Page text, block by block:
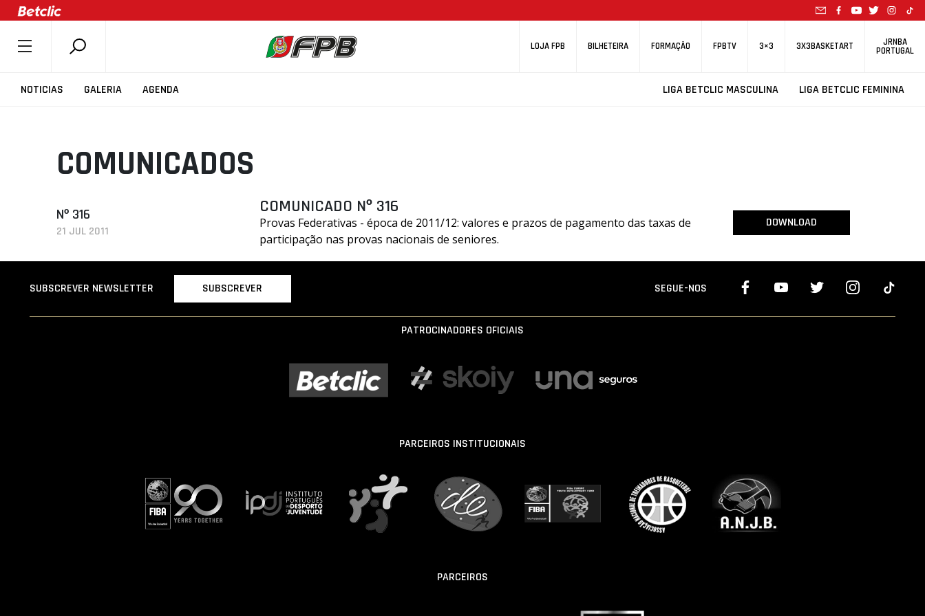
LOJA FPB BILHETEIRA FORMAÇÃO FPBTV 3×3 3X3BASKETART JRNBA
PORTUGAL
NOTICIAS GALERIA AGENDA LIGA BETCLIC MASCULINA LIGA BETCLIC FEMININA
SOBRE A FPB
COMPETIÇÕES
ASSOCIAÇÕES
CLUBES
AGENTES
COMUNICADOS
Nº 316
21 JUL 2011
COMUNICADO Nº 316
Provas Federativas - época de 2011/12: valores e prazos de pagamento das taxas de
participação nas provas nacionais de seniores.
DOWNLOAD
SUBSCREVER NEWSLETTER SUBSCREVER SEGUE-NOS
PATROCINADORES OFICIAIS
PARCEIROS INSTITUCIONAIS
PARCEIROS